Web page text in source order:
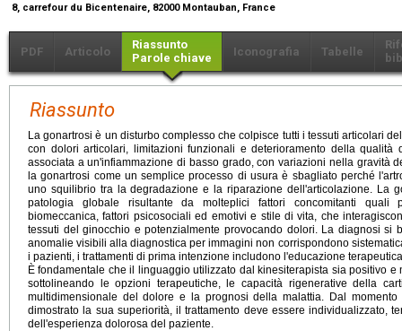
8, carrefour du Bicentenaire, 82000 Montauban, France
PDF Articolo
Riassunto
Parole chiave
Iconografia Tabelle
Riassunto
La gonartrosi è un disturbo complesso che colpisce tutti i tessuti articolari
con dolori articolari, limitazioni funzionali e deterioramento della
associata a un'infiammazione di basso grado, con variazioni nella gravità
la gonartrosi come un semplice processo di usura è sbagliato perché
uno squilibrio tra la degradazione e la riparazione dell'articolazione. La
patologia globale risultante da molteplici fattori concomitanti quali
biomeccanica, fattori psicosociali ed emotivi e stile di vita, che
tessuti del ginocchio e potenzialmente provocando dolori. La diagnosi si
anomalie visibili alla diagnostica per immagini non corrispondono
i pazienti, i trattamenti di prima intenzione includono l'educazione
È fondamentale che il linguaggio utilizzato dal kinesiterapista sia positivo
sottolineando le opzioni terapeutiche, le capacità rigenerative della
multidimensionale del dolore e la prognosi della malattia. Dal
dimostrato la sua superiorità, il trattamento deve essere individualizzato,
dell'esperienza dolorosa del paziente.